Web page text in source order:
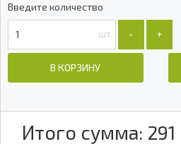
Введите количество
шт. +
-
В КОРЗИНУ
Итого сумма: 291